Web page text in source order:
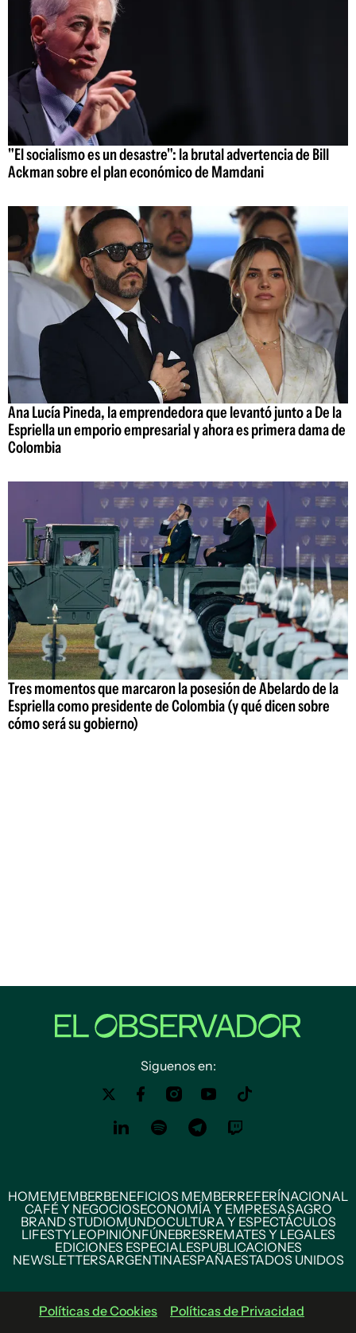
"El socialismo es un desastre": la brutal advertencia de Bill
Ackman sobre el plan económico de Mamdani
Ana Lucía Pineda, la emprendedora que levantó junto a De la
Espriella un emporio empresarial y ahora es primera dama de
Colombia
Tres momentos que marcaron la posesión de Abelardo de la
Espriella como presidente de Colombia (y qué dicen sobre
cómo será su gobierno)
Siguenos en:
HOMEMEMBERBENEFICIOS MEMBERREFERÍNACIONAL
CAFÉ Y NEGOCIOSECONOMÍA Y EMPRESASAGRO
BRAND STUDIOMUNDOCULTURA Y ESPECTÁCULOS
LIFESTYLEOPINIÓNFÚNEBRESREMATES Y LEGALES
EDICIONES ESPECIALESPUBLICACIONES
NEWSLETTERSARGENTINAESPAÑAESTADOS UNIDOS
Políticas de Cookies
Políticas de Privacidad